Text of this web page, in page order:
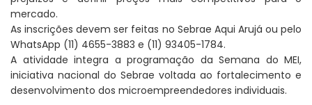
mercado.
As inscrições devem ser feitas no Sebrae Aqui Arujá ou pelo
WhatsApp (11) 4655-3883 e (11) 93405-1784.
A atividade integra a programação da Semana do MEI,
iniciativa nacional do Sebrae voltada ao fortalecimento e
desenvolvimento dos microempreendedores individuais.